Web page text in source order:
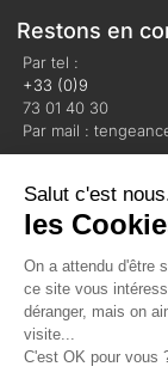
Restons en
Par tel :
+33 (0)9
73 01 40 30
Par mail :
Salut c'est
les
On a attendu d'être
ce site vous
déranger, mais on
visite...
C'est OK pour vous